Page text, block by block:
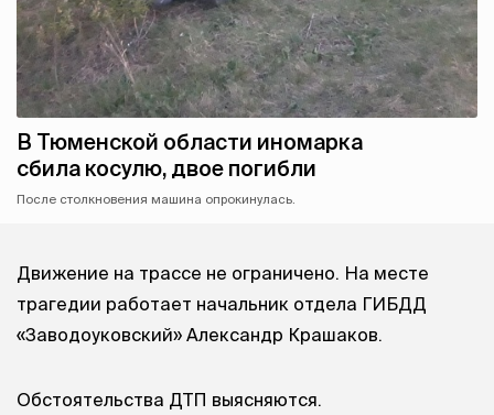
В Тюменской области иномарка
сбила косулю, двое погибли
После столкновения машина опрокинулась.
Движение на трассе не ограничено. На месте
трагедии работает начальник отдела ГИБДД
«Заводоуковский» Александр Крашаков.
Обстоятельства ДТП выясняются.